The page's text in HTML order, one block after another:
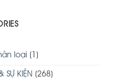
loại (1)
SỰ KIỆN (268)